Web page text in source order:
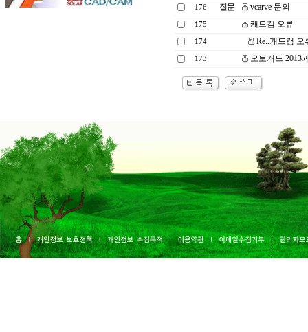
176 질문 vcarve 문의
175 캐드캠 오류
174 Re..캐드캠 오
173 오토캐드 2013